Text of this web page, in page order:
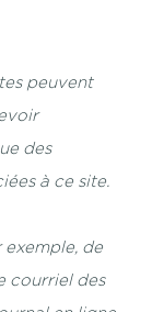
peuvent
des
à ce site.
de
courriel des